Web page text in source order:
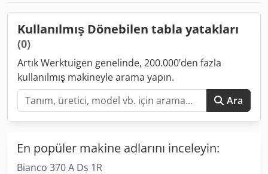
Kullanılmış Dönebilen tabla yatakları
(0)
Artık Werktuigen genelinde, 200.000’den fazla
kullanılmış makineyle arama yapın.
Ara
En popüler makine adlarını inceleyin:
Bianco 370 A Ds 1R